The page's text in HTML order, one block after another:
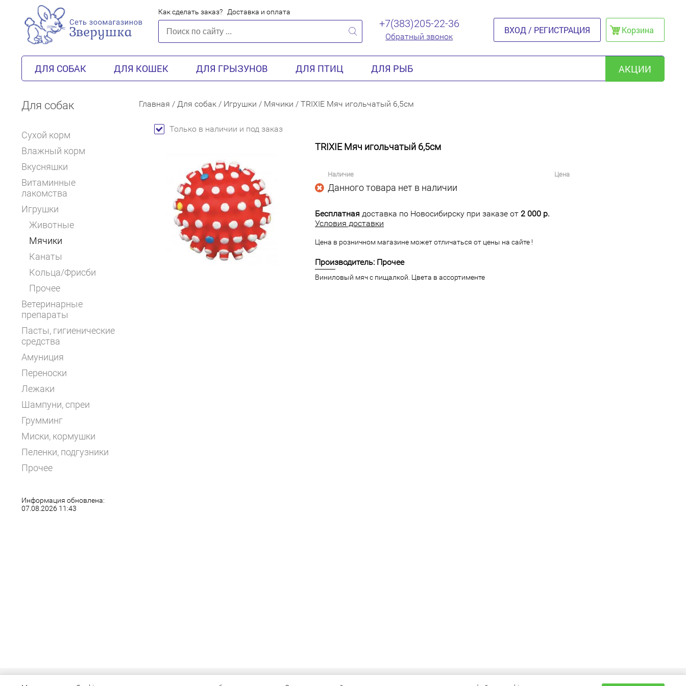
Как сделать заказ? Доставка и оплата
+7(383)205-22-36
Обратный звонок
ВХОД / РЕГИСТРАЦИЯ Корзина
ДЛЯ СОБАК ДЛЯ КОШЕК ДЛЯ ГРЫЗУНОВ ДЛЯ ПТИЦ ДЛЯ РЫБ АКЦИИ
Для собак
Сухой корм
Влажный корм
Вкусняшки
Витаминные
лакомства
Игрушки
Животные
Мячики
Канаты
Кольца/Фрисби
Прочее
Ветеринарные
препараты
Пасты, гигиенические
средства
Амуниция
Переноски
Лежаки
Шампуни, спреи
Грумминг
Миски, кормушки
Пеленки, подгузники
Прочее
Информация обновлена:
07.08.2026 11:43
Главная / Для собак / Игрушки / Мячики / TRIXIE Мяч игольчатый 6,5см
Только в наличии и под заказ
TRIXIE Мяч игольчатый 6,5см
Наличие Цена
Данного товара нет в наличии
Бесплатная доставка по Новосибирску при заказе от 2 000 р.
Условия доставки
Цена в розничном магазине может отличаться от цены на сайте !
Производитель: Прочее
Виниловый мяч с пищалкой. Цвета в ассортименте